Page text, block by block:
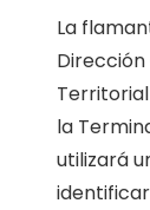
La
la
utilizará